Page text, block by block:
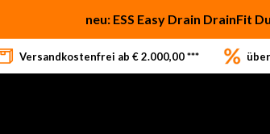
neu: ESS Easy Drain DrainFit
Versandkostenfrei ab € 2.000,00 ***